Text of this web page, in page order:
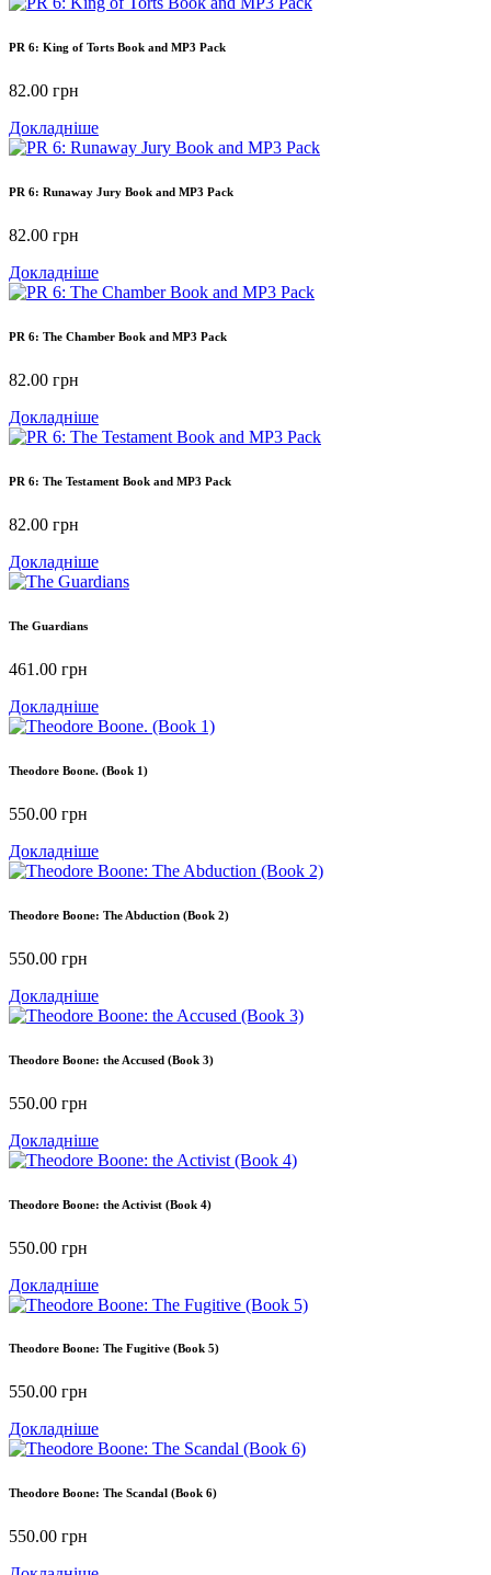
PR 6: King of Torts Book and MP3 Pack
82.00 грн
Докладніше
PR 6: Runaway Jury Book and MP3 Pack
82.00 грн
Докладніше
PR 6: The Chamber Book and MP3 Pack
82.00 грн
Докладніше
PR 6: The Testament Book and MP3 Pack
82.00 грн
Докладніше
The Guardians
461.00 грн
Докладніше
Theodore Boone. (Book 1)
550.00 грн
Докладніше
Theodore Boone: The Abduction (Book 2)
550.00 грн
Докладніше
Theodore Boone: the Accused (Book 3)
550.00 грн
Докладніше
Theodore Boone: the Activist (Book 4)
550.00 грн
Докладніше
Theodore Boone: The Fugitive (Book 5)
550.00 грн
Докладніше
Theodore Boone: The Scandal (Book 6)
550.00 грн